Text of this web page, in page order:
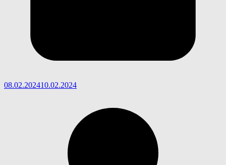
08.02.202410.02.2024